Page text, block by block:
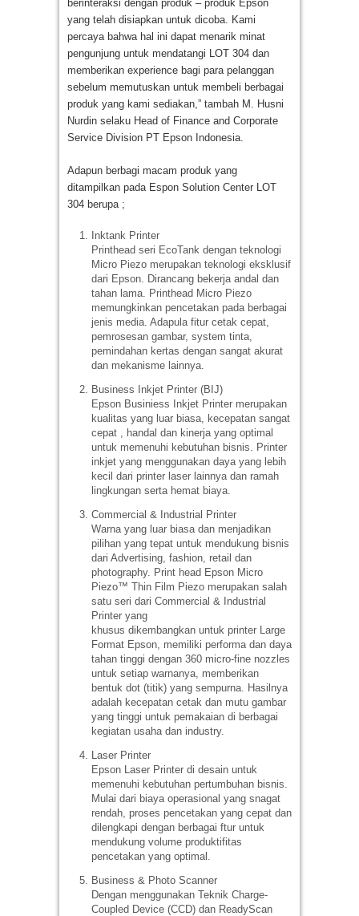
berinteraksi dengan produk – produk Epson
yang telah disiapkan untuk dicoba. Kami
percaya bahwa hal ini dapat menarik minat
pengunjung untuk mendatangi LOT 304 dan
memberikan experience bagi para pelanggan
sebelum memutuskan untuk membeli berbagai
produk yang kami sediakan,” tambah M. Husni
Nurdin selaku Head of Finance and Corporate
Service Division PT Epson Indonesia.
Adapun berbagi macam produk yang
ditampilkan pada Espon Solution Center LOT
304 berupa ;
Inktank Printer
Printhead seri EcoTank dengan teknologi
Micro Piezo merupakan teknologi eksklusif
dari Epson. Dirancang bekerja andal dan
tahan lama. Printhead Micro Piezo
memungkinkan pencetakan pada berbagai
jenis media. Adapula fitur cetak cepat,
pemrosesan gambar, system tinta,
pemindahan kertas dengan sangat akurat
dan mekanisme lainnya.
Business Inkjet Printer (BIJ)
Epson Businiess Inkjet Printer merupakan
kualitas yang luar biasa, kecepatan sangat
cepat , handal dan kinerja yang optimal
untuk memenuhi kebutuhan bisnis. Printer
inkjet yang menggunakan daya yang lebih
kecil dari printer laser lainnya dan ramah
lingkungan serta hemat biaya.
Commercial & Industrial Printer
Warna yang luar biasa dan menjadikan
pilihan yang tepat untuk mendukung bisnis
dari Advertising, fashion, retail dan
photography. Print head Epson Micro
Piezo™ Thin Film Piezo merupakan salah
satu seri dari Commercial & Industrial
Printer yang
khusus dikembangkan untuk printer Large
Format Epson, memiliki performa dan daya
tahan tinggi dengan 360 micro-fine nozzles
untuk setiap warnanya, memberikan
bentuk dot (titik) yang sempurna. Hasilnya
adalah kecepatan cetak dan mutu gambar
yang tinggi untuk pemakaian di berbagai
kegiatan usaha dan industry.
Laser Printer
Epson Laser Printer di desain untuk
memenuhi kebutuhan pertumbuhan bisnis.
Mulai dari biaya operasional yang snagat
rendah, proses pencetakan yang cepat dan
dilengkapi dengan berbagai ftur untuk
mendukung volume produktifitas
pencetakan yang optimal.
Business & Photo Scanner
Dengan menggunakan Teknik Charge-
Coupled Device (CCD) dan ReadyScan